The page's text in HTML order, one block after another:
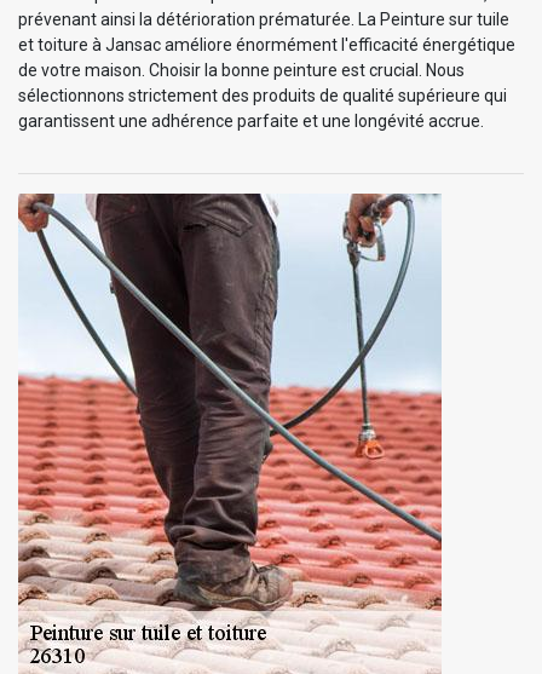
prévenant ainsi la détérioration prématurée. La Peinture sur tuile
et toiture à Jansac améliore énormément l'efficacité énergétique
de votre maison. Choisir la bonne peinture est crucial. Nous
sélectionnons strictement des produits de qualité supérieure qui
garantissent une adhérence parfaite et une longévité accrue.